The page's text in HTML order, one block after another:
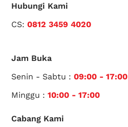
Hubungi Kami
CS:0812 3459 4020
Jam Buka
Senin - Sabtu :09:00 - 17:00
Minggu :10:00 - 17:00
Cabang Kami